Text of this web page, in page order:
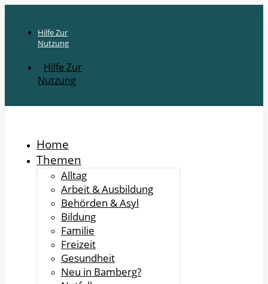
Hilfe Zur
Nutzung
Hilfe Zur
Nutzung
Home
Themen
Alltag
Arbeit & Ausbildung
Behörden & Asyl
Bildung
Familie
Freizeit
Gesundheit
Neu in Bamberg?